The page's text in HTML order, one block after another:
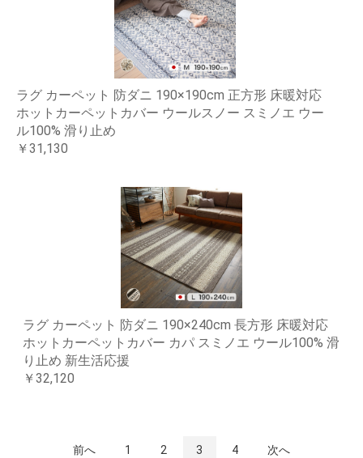
ラグ カーペット 防ダニ 190×190cm 正方形 床暖対応
ホットカーペットカバー ウールスノー スミノエ ウー
ル100% 滑り止め
￥31,130
ラグ カーペット 防ダニ 190×240cm 長方形 床暖対応
ホットカーペットカバー カパ スミノエ ウール100% 滑
り止め 新生活応援
￥32,120
前へ 1 2 3 4 次へ